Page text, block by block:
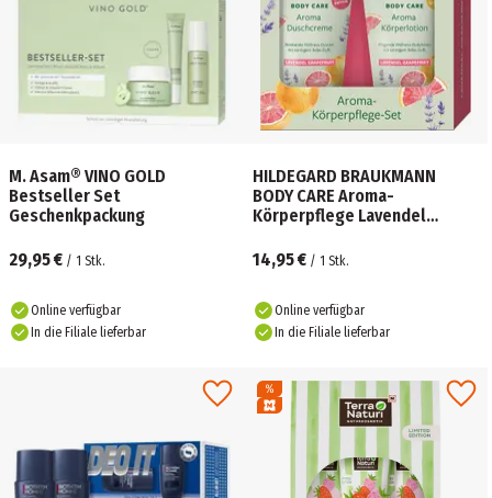
M. Asam® VINO GOLD
Bestseller Set
Geschenkpackung
29,95 € / 1 Stk.
Online verfügbar
In die Filiale lieferbar
HILDEGARD BRAUKMANN
BODY CARE Aroma-
Körperpflege Lavendel
14,95 € / 1 Stk.
Online verfügbar
In die Filiale lieferbar